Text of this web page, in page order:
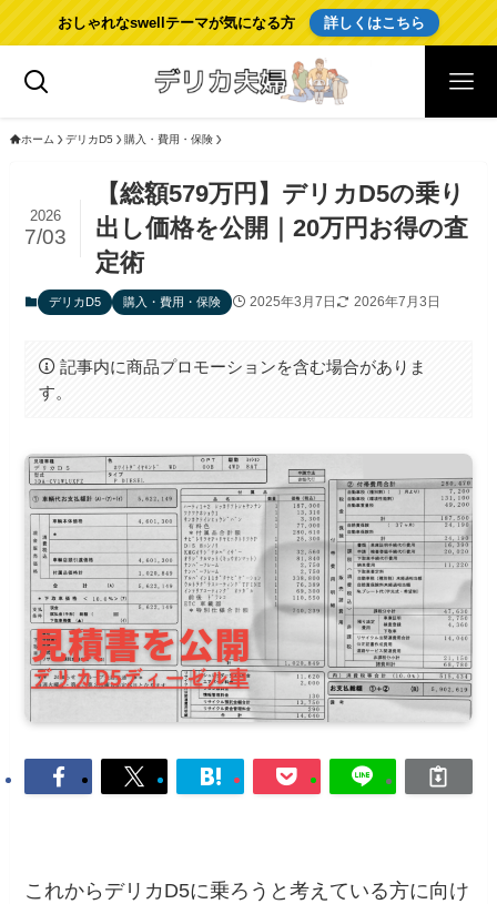
おしゃれなswellテーマが気になる方 詳しくはこちら
ホーム デリカD5 購入・費用・保険
【総額579万円】デリカD5の乗り
出し価格を公開｜20万円お得の査
定術
2026
7/03
デリカD5 購入・費用・保険 2025年3月7日 2026年7月3日
記事内に商品プロモーションを含む場合がありま
す。
これからデリカD5に乗ろうと考えている方に向け